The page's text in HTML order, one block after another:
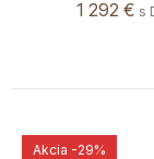
1 292 € s
Akcia -29%